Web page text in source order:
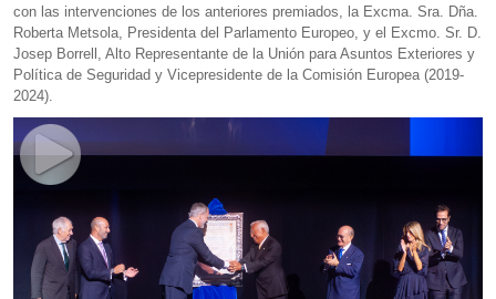
con las intervenciones de los anteriores premiados, la Excma. Sra. Dña.
Roberta Metsola, Presidenta del Parlamento Europeo, y el Excmo. Sr. D.
Josep Borrell, Alto Representante de la Unión para Asuntos Exteriores y
Política de Seguridad y Vicepresidente de la Comisión Europea (2019-
2024).